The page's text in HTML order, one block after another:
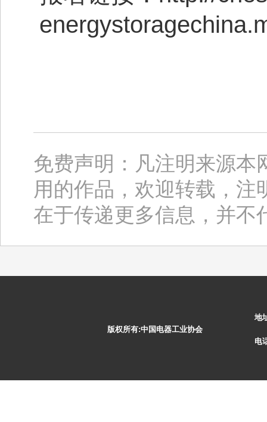
免费声明：凡注明来源本
用的作品，欢迎转载，
在于传递更多信息，并不
版权所有:中国电器工业协会
地
电